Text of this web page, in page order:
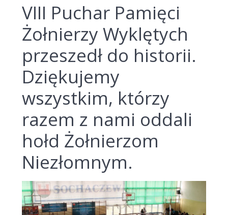
VIII Puchar Pamięci
Żołnierzy Wyklętych
przeszedł do historii.
Dziękujemy
wszystkim, którzy
razem z nami oddali
hołd Żołnierzom
Niezłomnym.